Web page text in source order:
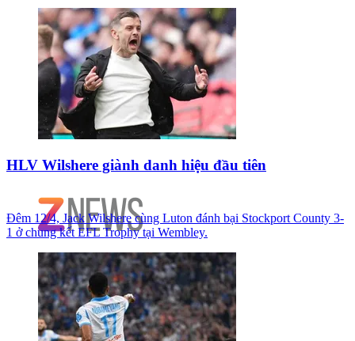
HLV Wilshere giành danh hiệu đầu tiên
Đêm 12/4, Jack Wilshere cùng Luton đánh bại Stockport County 3-
1 ở chung kết EFL Trophy tại Wembley.